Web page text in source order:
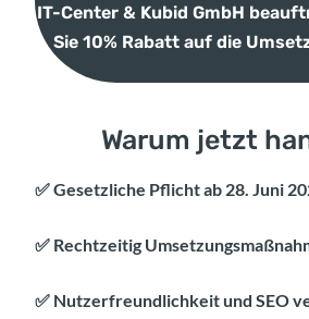
IT-Center & Kubid GmbH
Sie 10% Rabatt auf die
Warum jetzt
✅ Gesetzliche Pflicht ab 28. Juni
✅ Rechtzeitig
✅ Nutzerfreundlichkeit und SEO